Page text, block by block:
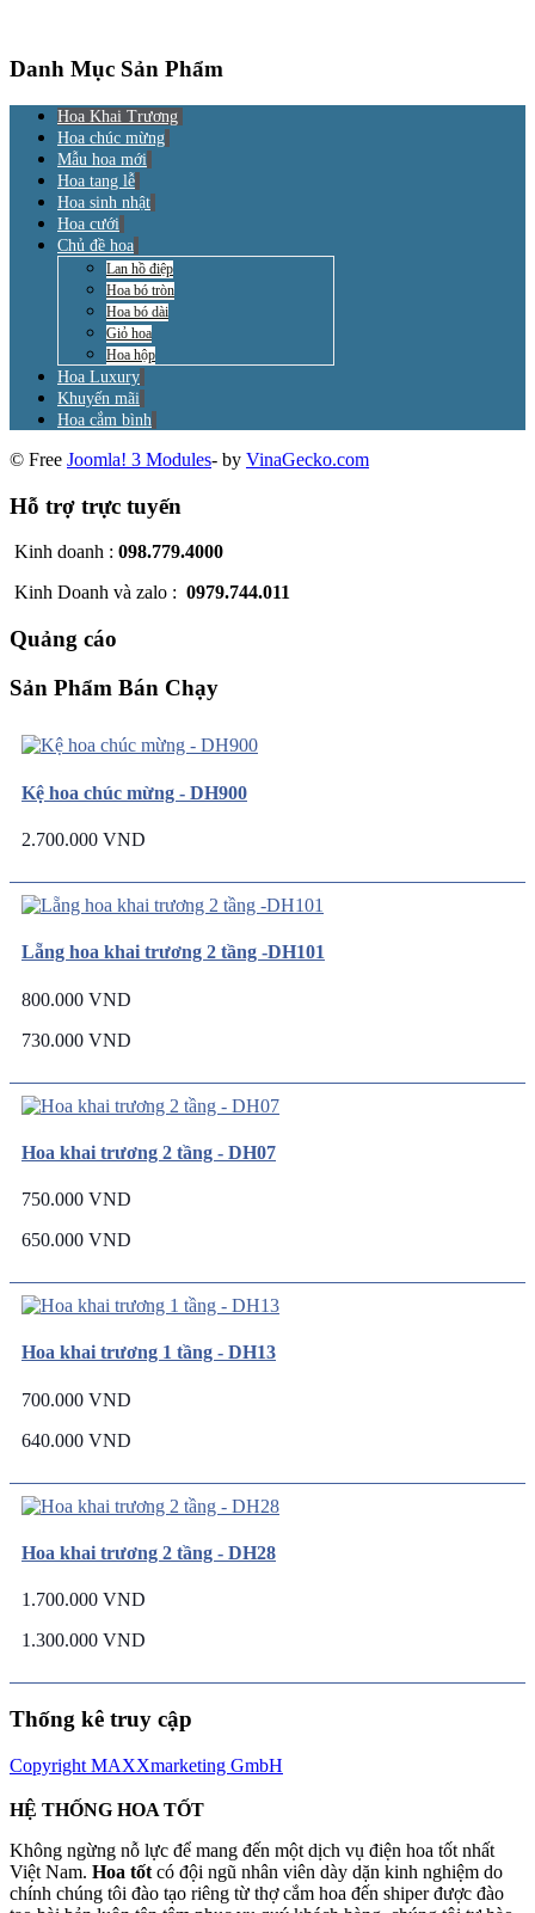
Danh Mục Sản Phẩm
Hoa Khai Trương
Hoa chúc mừng
Mẫu hoa mới
Hoa tang lễ
Hoa sinh nhật
Hoa cưới
Chủ đề hoa
Lan hồ điệp
Hoa bó tròn
Hoa bó dài
Giỏ hoa
Hoa hộp
Hoa Luxury
Khuyến mãi
Hoa cắm bình
© Free Joomla! 3 Modules- by VinaGecko.com
Hỗ trợ trực tuyến
Kinh doanh : 098.779.4000
Kinh Doanh và zalo : 0979.744.011
Quảng cáo
Sản Phẩm Bán Chạy
Kệ hoa chúc mừng - DH900
2.700.000 VND
Lẵng hoa khai trương 2 tầng -DH101
800.000 VND
730.000 VND
Hoa khai trương 2 tầng - DH07
750.000 VND
650.000 VND
Hoa khai trương 1 tầng - DH13
700.000 VND
640.000 VND
Hoa khai trương 2 tầng - DH28
1.700.000 VND
1.300.000 VND
Thống kê truy cập
Copyright MAXXmarketing GmbH
HỆ THỐNG HOA TỐT
Không ngừng nỗ lực để mang đến một dịch vụ điện hoa tốt nhất
Việt Nam. Hoa tốt có đội ngũ nhân viên dày dặn kinh nghiệm do
chính chúng tôi đào tạo riêng từ thợ cắm hoa đến shiper được đào